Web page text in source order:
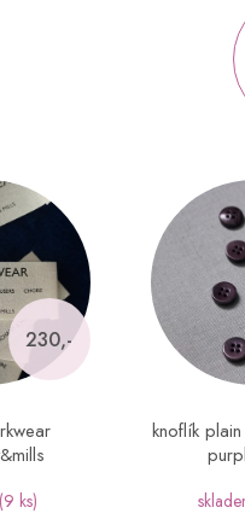
230,-
(9 ks)
knoflík